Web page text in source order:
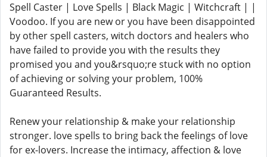
Spell Caster | Love Spells | Black Magic | Witchcraft | |
Voodoo. If you are new or you have been disappointed
by other spell casters, witch doctors and healers who
have failed to provide you with the results they
promised you and you&rsquo;re stuck with no option
of achieving or solving your problem, 100%
Guaranteed Results.
Renew your relationship & make your relationship
stronger. love spells to bring back the feelings of love
for ex-lovers. Increase the intimacy, affection & love